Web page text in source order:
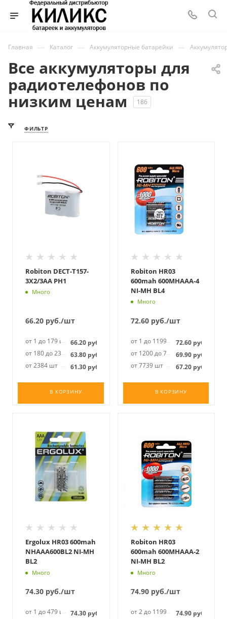
Главная — Каталог — Аккумуляторные батарейки —
Все аккумуляторы для
радиотелефонов по
низким ценам
186
ФИЛЬТР
Robiton DECT-T157-
3X2/3AA PH1
Много
66.20 руб./шт
от 1 до 179 шт 66.20 руб.
от 180 до 2383 шт63.80 руб.
от 2384 шт
61.30 руб.
В КОРЗИНУ
Robiton HR03
600mah 600MHAAA-4
NI-MH BL4
Много
72.60руб./шт
от 1 до 1199 шт72.60руб.
от 1200 до 7738 шт
69.90руб.
от 7739 шт
67.20руб.
В КОРЗИНУ
Ergolux HR03 600mah
NHAAA600BL2 NI-MH
BL2
Много
74.30 руб./шт
от 1 до 479 шт 74.30 руб.
Robiton HR03
600mah 600MHAAA-2
NI-MH BL2
Много
74.90руб./шт
от 2 до 1199 шт74.90руб.